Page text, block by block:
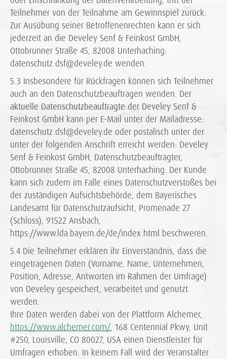
Teilnehmer von der Teilnahme am Gewinnspiel zurück.
Zur Ausübung seiner Betroffenenrechten kann er sich
jederzeit an die Develey Senf & Feinkost GmbH,
Ottobrunner Straße 45, 82008 Unterhaching:
datenschutz.dsf@develey.de wenden.
5.3 Insbesondere für Rückfragen können sich Teilnehmer
auch an den Datenschutzbeauftragen wenden. Der
aktuelle Datenschutzbeauftragte der Develey Senf &
Feinkost GmbH kann per E-Mail unter der Mailadresse:
datenschutz.dsf@develey.de oder postalisch unter der
unter der folgenden Anschrift erreicht werden: Develey
Senf & Feinkost GmbH, Datenschutzbeauftragter,
Ottobrunner Straße 45, 82008 Unterhaching. Der Kunde
kann sich zudem im Falle eines Datenschutzverstoßes bei
der zuständigen Aufsichtsbehörde, dem Bayerisches
Landesamt für Datenschutzaufsicht, Promenade 27
(Schloss), 91522 Ansbach,
https://www.lda.bayern.de/de/index.html beschweren.
5.4 Die Teilnehmer erklären ihr Einverständnis, dass die
eingetragenen Daten (Vorname, Name, Unternehmen,
Position, Adresse, Antworten im Rahmen der Umfrage)
von Develey gespeichert, verarbeitet und genutzt
werden.
Ihre Daten werden dabei von der Plattform Alchemer,
https://www.alchemer.com/, 168 Centennial Pkwy, Unit
#250, Louisville, CO 80027, USA einen Dienstleister für
Umfragen erhoben. In keinem Fall wird der Veranstalter